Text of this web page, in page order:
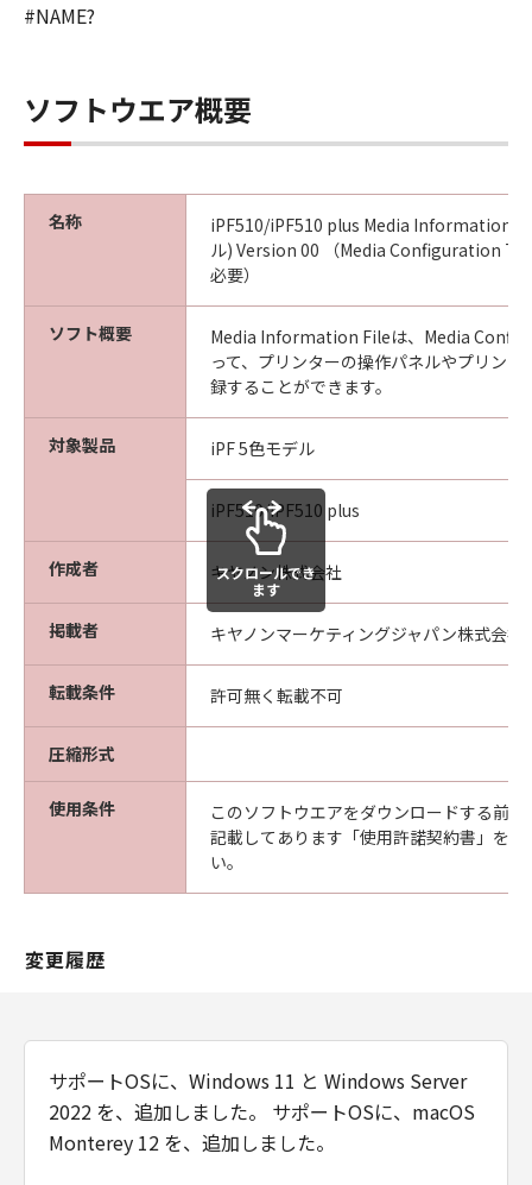
ジニアリング、逆コンパイルまたは逆アセ
ンブル等することはできません。また第三
者にこのような行為をさせてはなりませ
ん。
(4) 本契約に明示的に定める場合を除き、
キヤノンは「本ソフトウエア」に関する知
的財産権のいかなる権利もお客様に付与す
るものではありません。
「本ソフトウエア」及びその複製物に係る
権限及び所有権は、その内容によりキヤノ
ンまたはキヤノンのライセンサーに帰属し
「許諾ソフトウエア」が、CD-ROM等の記
憶媒体に格納されて提供されている場合、
キヤノンは、お客様が「許諾ソフトウエ
ア」を購入した日から90日の間、「許諾ソ
フトウエア」が格納されている記憶媒体
（以下「メディア」と言います）に物理的
な欠陥がないことを保証します。当該保証
期間中に「メディア」に物理的な欠陥が発
見された場合には、キヤノンは、「メディ
ア」を交換いたします。
保証の否認・免責
(1) 「本ソフトウエア」は、『現状のまま』の
の関連会社、それらの販売代理店及び販売店
は、「本ソフトウエア」に関して、商品性及び
保証も、明示たると黙示たるとを問わず一切し
(2) キヤノン、キヤノンの関連会社、それらの販
売代理店及び販売店は、「許諾ソフトウエア」
の使用または使用不能から生ずるいかなる損害
#NAME?
ソフトウエア概要
名称
iPF510/iPF510 plus Media Information
ル) Version 00 （Media Configuration
必要）
ソフト概要
Media Information Fileは、Media
って、プリンターの操作パネルやプリンタ
録することができます。
対象製品 iPF 5色モデル
iPF510/iPF510 plus
作成者 キヤノン株式会社
掲載者 キヤノンマーケティングジャパン株式会社
転載条件 許可無く転載不可
圧縮形式
使用条件
このソフトウエアをダウンロードする前
記載してあります「使用許諾契約書」を
い。
スクロールでき
ます
変更履歴
サポートOSに、Windows 11 と Windows Server
2022 を、追加しました。 サポートOSに、macOS
Monterey 12 を、追加しました。